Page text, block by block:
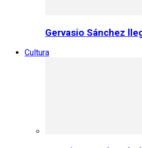
Gervasio Sánchez
Cultura